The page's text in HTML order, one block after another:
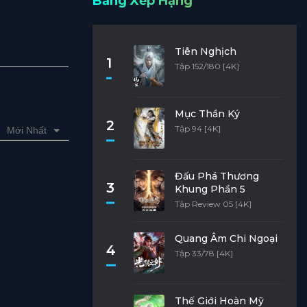
Mới Nhất
1
Tiên Nghịch
Tập 152/180 [4K]
2
Mục Thần Ký
Tập 94 [4K]
3
Đấu Phá Thương
Khung Phần 5
Tập Review 05 [4K]
4
Quang Âm Chi Ngoại
Tập 33/78 [4K]
Thế Giới Hoàn Mỹ